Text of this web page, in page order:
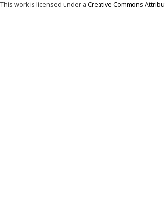
This work is licensed under a Creative Commons